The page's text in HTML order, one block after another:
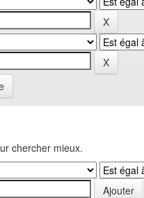
chercher mieux.